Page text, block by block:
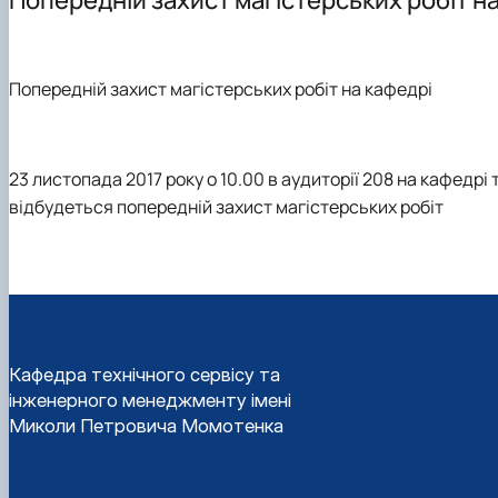
Події
Обгрунтування методів діагностування і
Попередній захист магістерських робіт на кафедрі
23 листопада 2017 року о 10.00 в аудиторії 208 на
відбудеться попередній захист магістерських робіт
Кафедра технічного сервісу та
інженерного менеджменту імені
Миколи Петровича Момотенка